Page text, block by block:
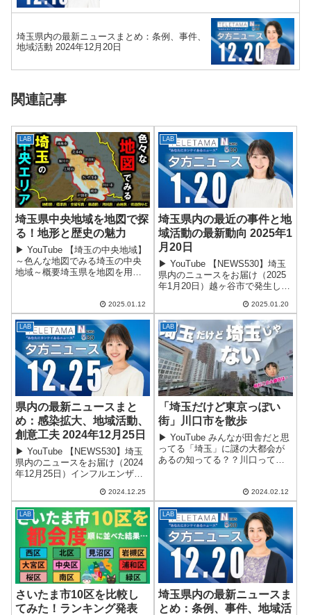
埼玉県内の最新ニュースまとめ：条例、事件、
地域活動 2024年12月20日
関連記事
LAB
埼玉県中央地域を地図で探
る！地形と歴史の魅力
▶ YouTube 【埼玉の中央地域】
～色んな地図でみる埼玉の中央
地域～概要埼玉県を地図を用い
市などの都市が含まれるこの地
域は、地形、交通、歴史の観点
から多くの...
2025.01.12
LAB
埼玉県内の最近の事件と地
域活動の最新動向 2025年1
月20日
▶ YouTube 【NEWS530】埼玉
県内のニュースをお届け（2025
年1月20日）越ヶ谷市で発生した
で、ベトナム国籍と見られる男
性3人が負傷しているのが発見。
現場から包丁5本が見つ...
2025.01.20
LAB
県内の最新ニュースまと
め：感染拡大、地域活動、
創意工夫 2024年12月25日
▶ YouTube 【NEWS530】埼玉
県内のニュースをお届け（2024
年12月25日）インフルエンザ流
ンザ患者数が国の基準値を超
え、流行警報を発表。 12月16日
から22日までの1週...
2024.12.25
LAB
「埼玉だけど東京っぽい
街」川口市を散歩
▶ YouTube みんなが田舎だと思
ってる「埼玉」に謎の大都会が
あるの知ってる？？川口ってい
良い都市です。荒川を挟んで東
京・赤羽と向かい合い、電車で
東京都心まで...
2024.02.12
LAB
さいたま市10区を比較し
てみた！ランキング発表
LAB
埼玉県内の最新ニュースま
とめ：条例、事件、地域活